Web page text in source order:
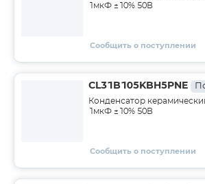
1мкФ ±10% 50В
Сообщить о поступлении
CL31B105KBH5PNE
Конденсатор
1мкФ ±10% 50В
Сообщить о поступлении